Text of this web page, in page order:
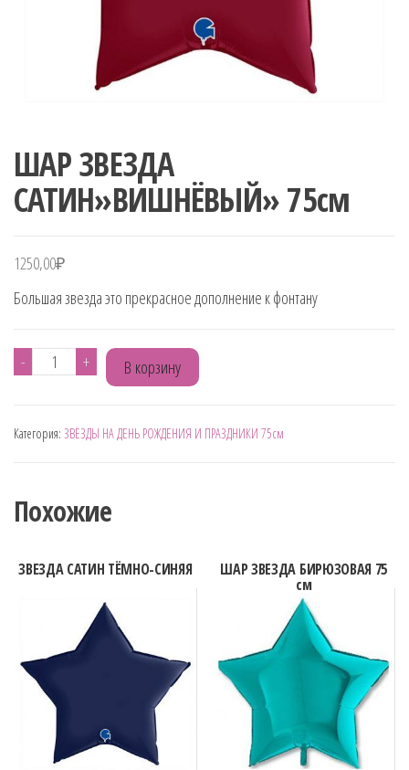
ШАР ЗВЕЗДА
САТИН»ВИШНЁВЫЙ» 75см
1250,00₽
Большая звезда это прекрасное дополнение к фонтану
-
Количество
ЗВЕЗДА
+ В корзину
Категория: ЗВЁЗДЫ НА ДЕНЬ РОЖДЕНИЯ И ПРАЗДНИКИ 75см
Похожие
ЗВЕЗДА САТИН ТЁМНО-СИНЯЯ ШАР ЗВЕЗДА БИРЮЗОВАЯ 75
см